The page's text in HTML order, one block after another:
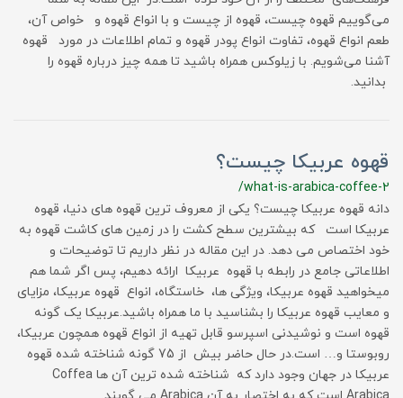
می‌گوییم قهوه چیست، قهوه از چیست و با انواع قهوه و خواص آن،
طعم انواع قهوه، تفاوت انواع پودر قهوه و تمام اطلاعات در مورد قهوه
آشنا می‌شویم. با زیلوکس همراه باشید تا همه چیز درباره قهوه را
بدانید.
قهوه عربیکا چیست؟
/what-is-arabica-coffee-2
دانه قهوه عربیکا چیست؟ یکی از معروف ترین قهوه های دنیا، قهوه
عربیکا است که بیشترین سطح کشت را در زمین های کاشت قهوه به
خود اختصاص می دهد. در این مقاله در نظر داریم تا توضیحات و
اطلاعاتی جامع در رابطه با قهوه عربیکا ارائه دهیم، پس اگر شما هم
میخواهید قهوه عربیکا، ویژگی ها، خاستگاه، انواع قهوه عربیکا، مزایای
و معایب قهوه عربیکا را بشناسید با ما همراه باشید.عربیکا یک گونه
قهوه است و نوشیدنی اسپرسو قابل تهیه از انواع قهوه همچون عربیکا،
روبوستا و… است.در حال حاضر بیش از 75 گونه شناخته شده قهوه
عربیکا در جهان وجود دارد که شناخته شده ترین آن ها Coffea